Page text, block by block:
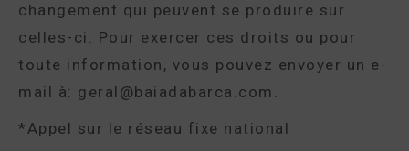
changement qui peuvent se produire sur
celles-ci. Pour exercer ces droits ou pour
toute information, vous pouvez envoyer un e-
mail à: geral@baiadabarca.com.
*Appel sur le réseau fixe national